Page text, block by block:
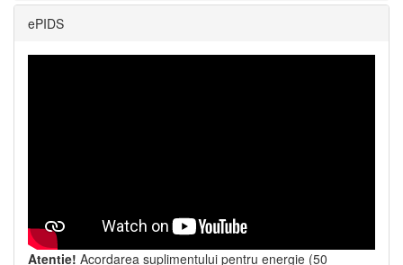
ePIDS
Atenție! Acordarea suplimentului pentru energie (50